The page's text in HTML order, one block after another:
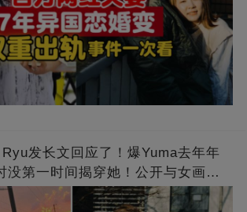
发长文回应了！爆Yuma去年年
没第一时间揭穿她！公开与女画家